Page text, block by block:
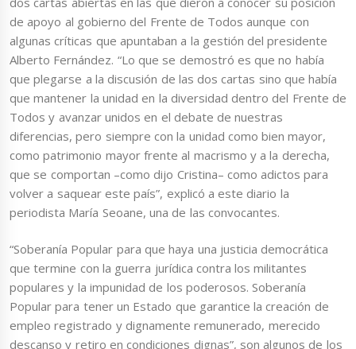
de apoyo al gobierno del Frente de Todos aunque con
algunas críticas que apuntaban a la gestión del presidente
Alberto Fernández. “Lo que se demostró es que no había
que plegarse a la discusión de las dos cartas sino que había
que mantener la unidad en la diversidad dentro del Frente de
Todos y avanzar unidos en el debate de nuestras
diferencias, pero siempre con la unidad como bien mayor,
como patrimonio mayor frente al macrismo y a la derecha,
que se comportan –como dijo Cristina– como adictos para
volver a saquear este país”, explicó a este diario la
periodista María Seoane, una de las convocantes.
“Soberanía Popular para que haya una justicia democrática
que termine con la guerra jurídica contra los militantes
populares y la impunidad de los poderosos. Soberanía
Popular para tener un Estado que garantice la creación de
empleo registrado y dignamente remunerado, merecido
descanso y retiro en condiciones dignas”, son algunos de los